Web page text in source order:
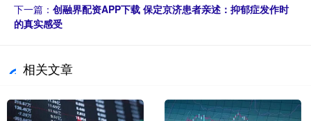
下一篇： 创融界配资APP下载 保定京济患者亲述：抑郁症发作时
的真实感受
相关文章